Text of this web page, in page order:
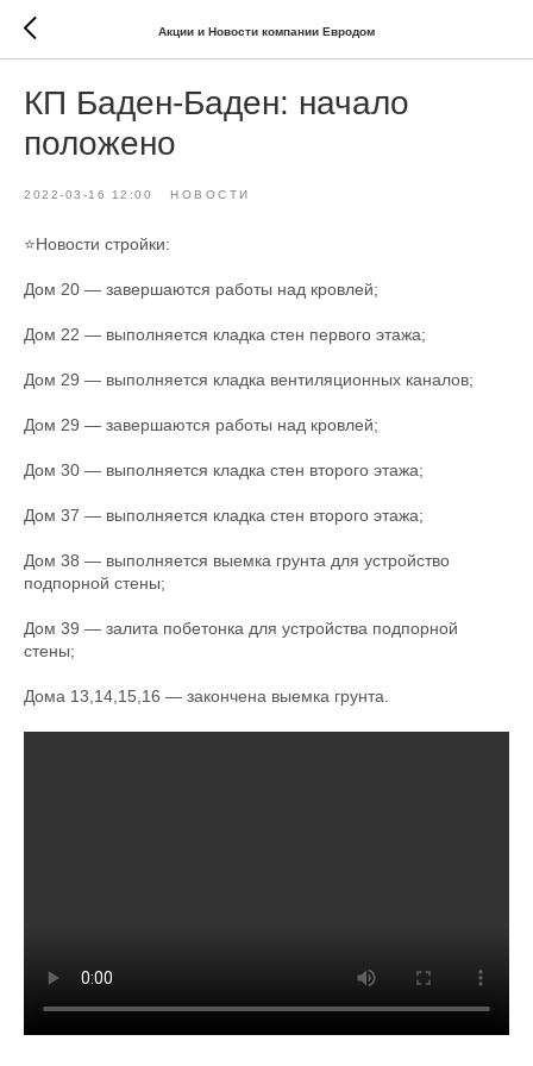
Акции и Новости компании Евродом
КП Баден-Баден: начало
положено
2022-03-16 12:00 НОВОСТИ
⭐️Новости стройки:
Дом 20 — завершаются работы над кровлей;
Дом 22 — выполняется кладка стен первого этажа;
Дом 29 — выполняется кладка вентиляционных каналов;
Дом 29 — завершаются работы над кровлей;
Дом 30 — выполняется кладка стен второго этажа;
Дом 37 — выполняется кладка стен второго этажа;
Дом 38 — выполняется выемка грунта для устройство
подпорной стены;
Дом 39 — залита побетонка для устройства подпорной
стены;
Дома 13,14,15,16 — закончена выемка грунта.